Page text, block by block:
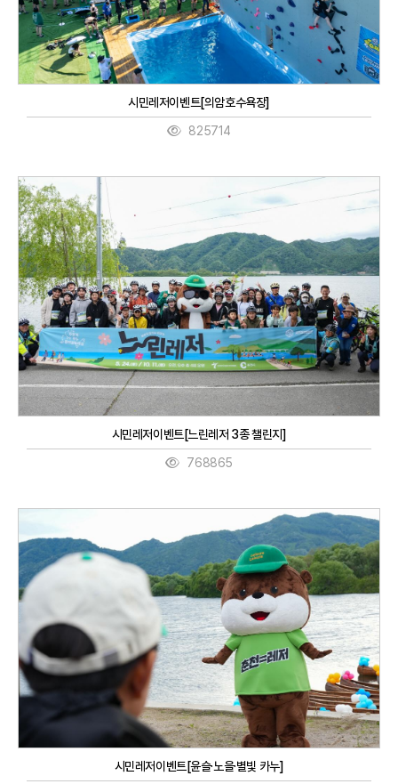
시민레저이벤트[의암호수욕장]
825714
시민레저이벤트[느린레저 3종 챌린지]
768865
시민레저이벤트[윤슬·노을·별빛 카누]